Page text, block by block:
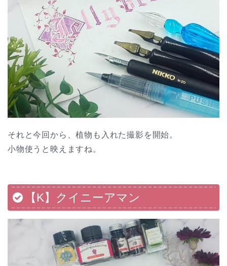
それと今回から、植物も入れた撮影を開始。
小物使うと映えますね。
【K】クイニーアマン